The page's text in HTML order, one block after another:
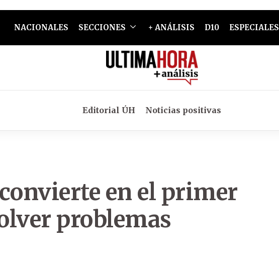
NACIONALES SECCIONES + ANÁLISIS D10 ESPECIALES
Editorial ÚH Noticias positivas
en el primer
problemas